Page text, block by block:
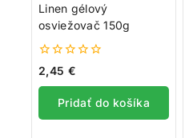
Linen gélový
osviežovač 150g
0
5
2,45 €
Pridať do košíka